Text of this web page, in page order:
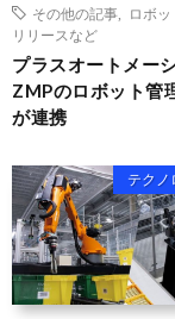
その他の記事
ロボッ
リリースなど
プラスオートメー
ZMPのロボット管
が連携
テクノ